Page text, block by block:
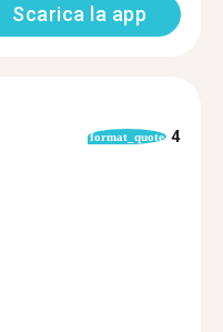
Scarica la app
format_quote 4